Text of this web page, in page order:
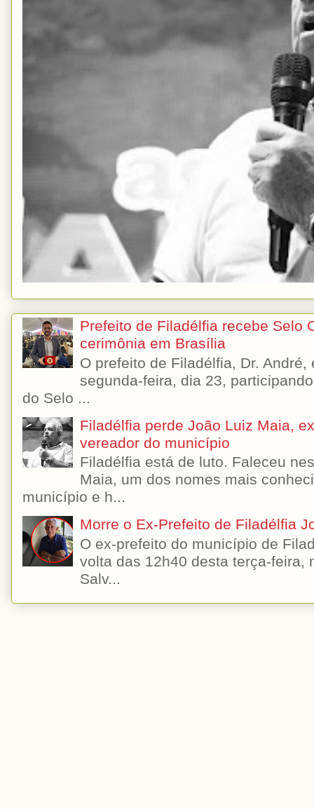
Prefeito de Filadélfia recebe Selo
cerimônia em Brasília
O prefeito de Filadélfia, Dr.
segunda-feira, dia 23,
do Selo ...
Filadélfia perde João Luiz Maia,
vereador do município
Filadélfia está de luto. Faleceu
Maia, um dos nomes mais
município e h...
Morre o Ex-Prefeito de Filadélfia
O ex-prefeito do município de
volta das 12h40 desta terça-feira,
Salv...